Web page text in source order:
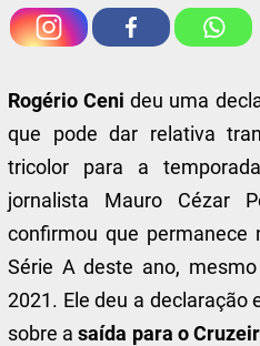
Rogério Ceni deu uma
que pode dar relativa
tricolor para a
jornalista Mauro Cézar
confirmou que
Série A deste ano,
2021. Ele deu a declaração
sobre asaída para o